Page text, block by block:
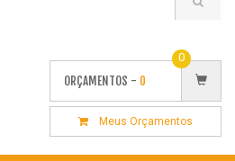
ORÇAMENTOS - 0
0
Meus Orçamentos